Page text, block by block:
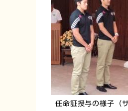
任命証授与の様子（